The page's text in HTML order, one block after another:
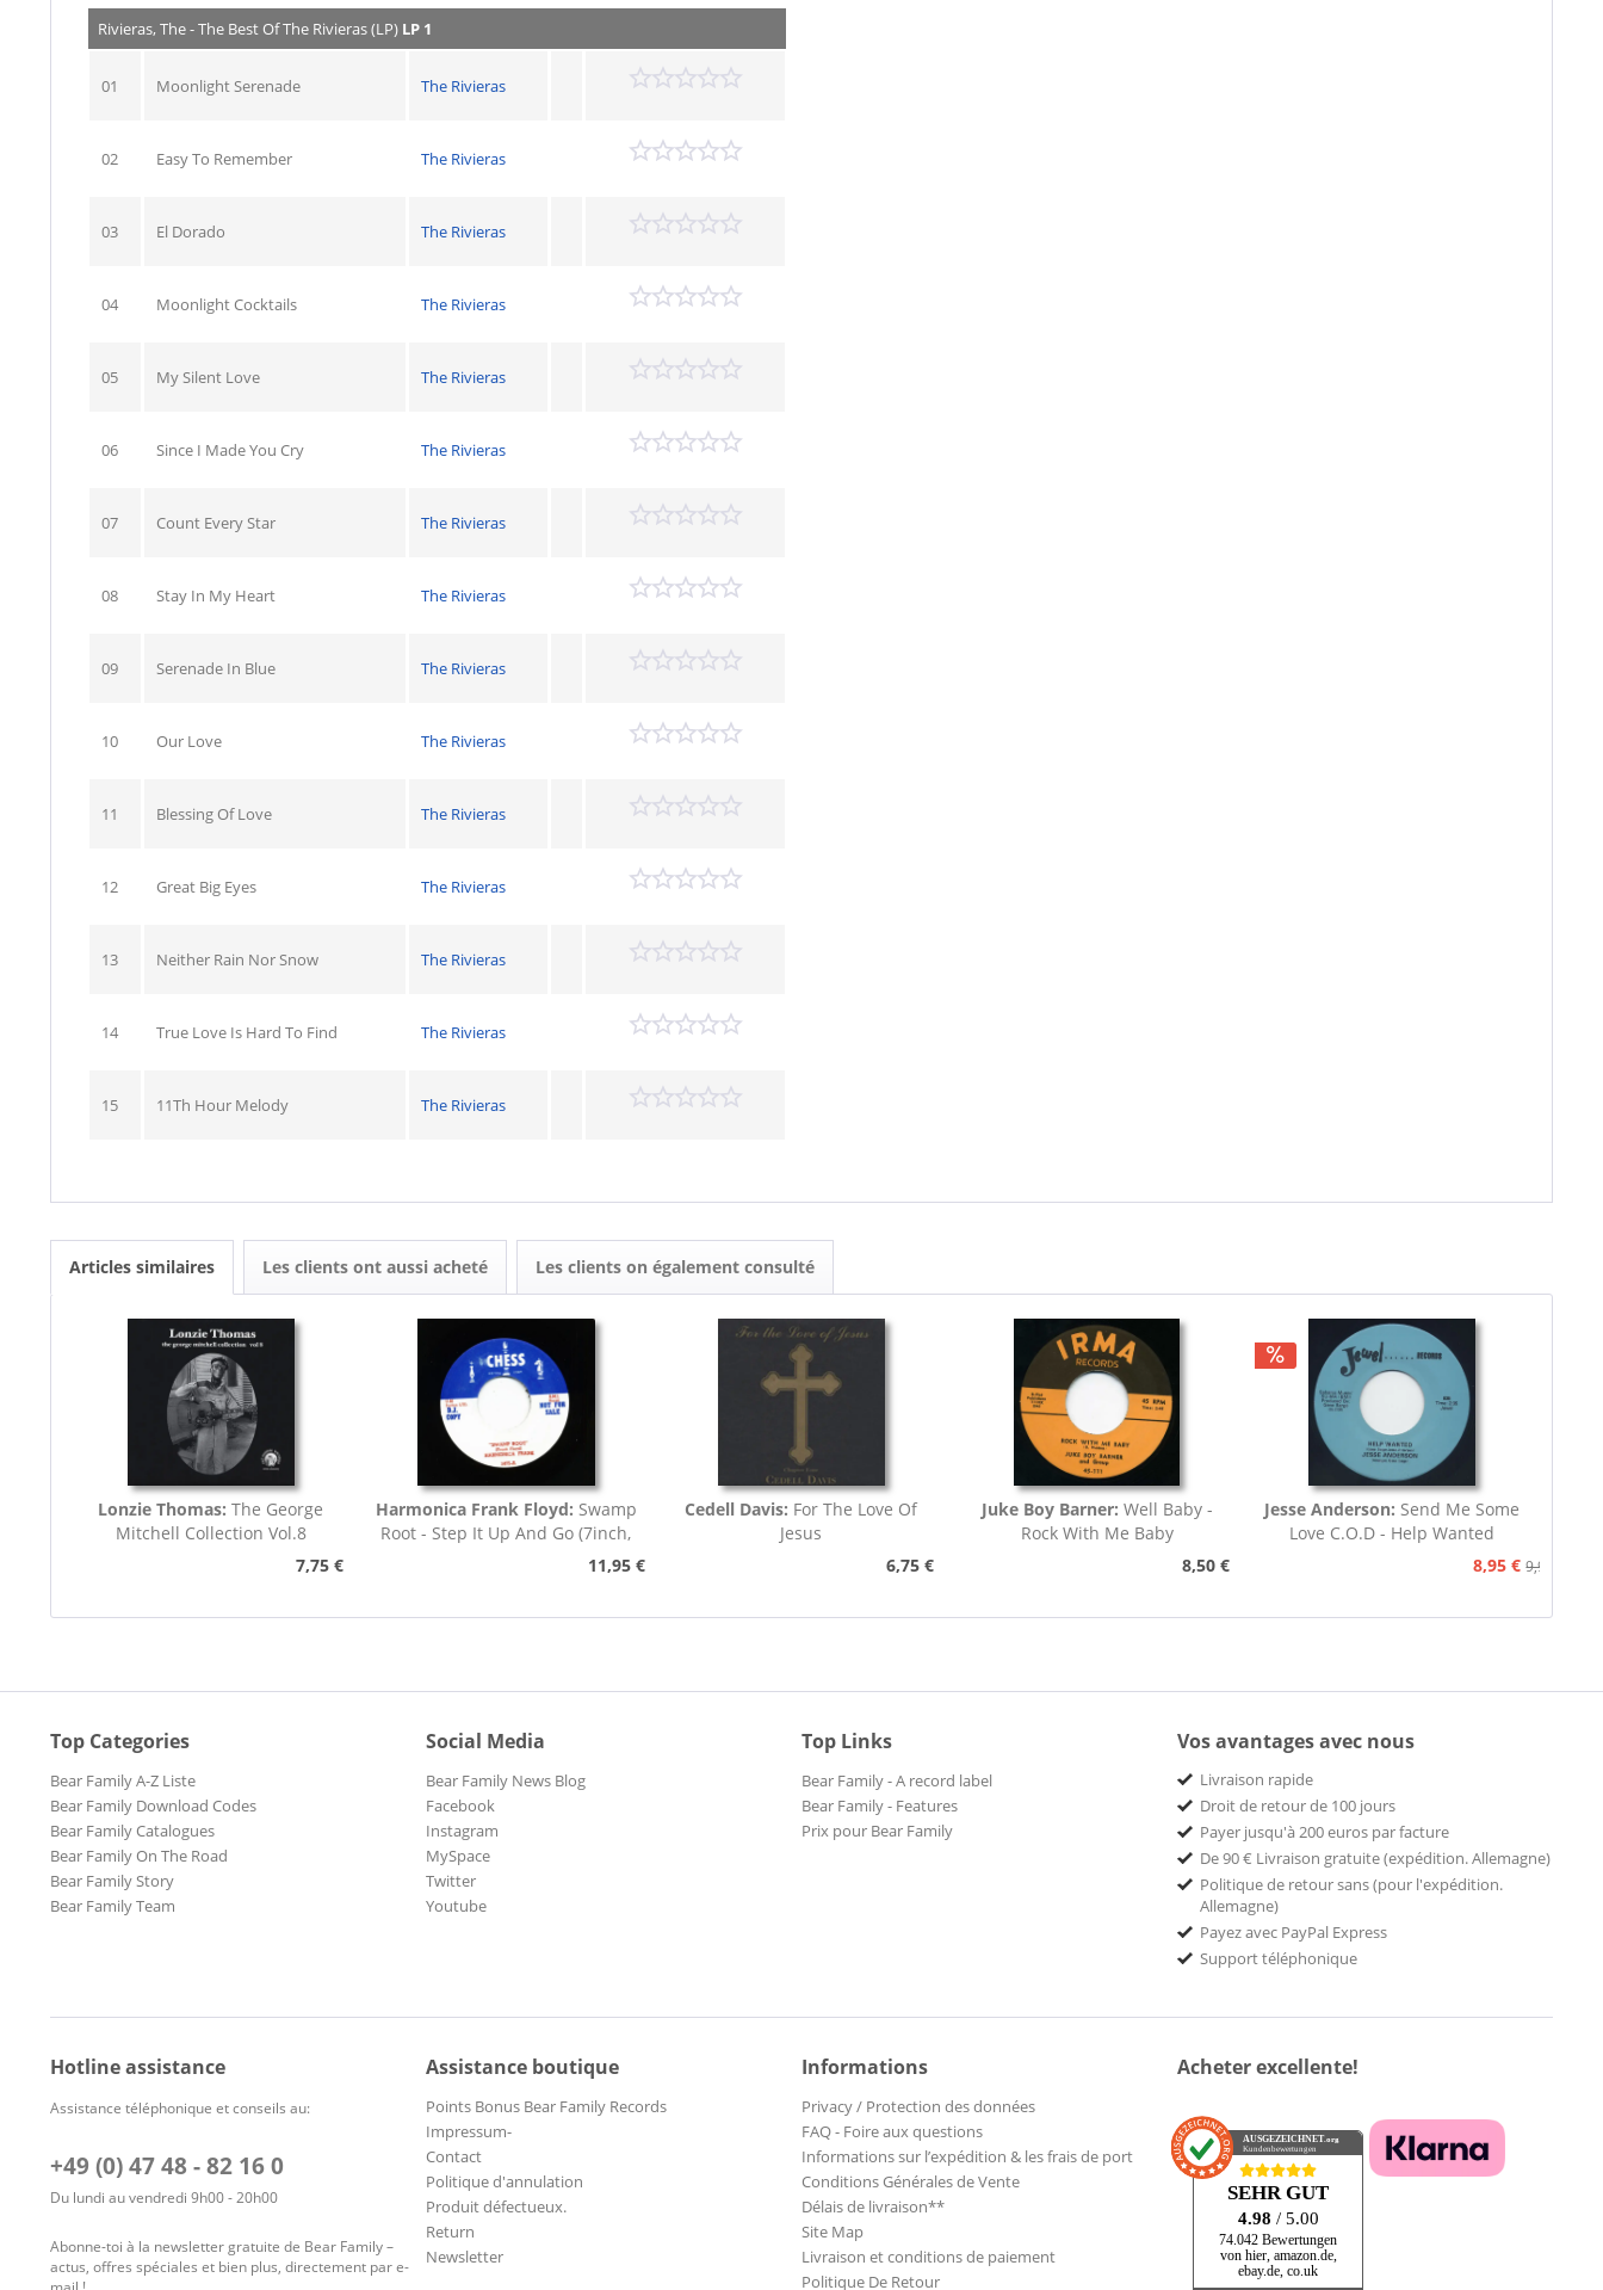
Rivieras, The - The Best Of The Rivieras (LP) LP 1
01 Moonlight Serenade The Rivieras
02 Easy To Remember The Rivieras
03 El Dorado The Rivieras
04 Moonlight Cocktails The Rivieras
05 My Silent Love The Rivieras
06 Since I Made You Cry The Rivieras
07 Count Every Star The Rivieras
08 Stay In My Heart The Rivieras
09 Serenade In Blue The Rivieras
10 Our Love The Rivieras
11 Blessing Of Love The Rivieras
12 Great Big Eyes The Rivieras
13 Neither Rain Nor Snow The Rivieras
14 True Love Is Hard To Find The Rivieras
15 11Th Hour Melody The Rivieras
Articles similaires Les clients ont aussi acheté Les clients on également consulté
Lonzie Thomas:The George
Mitchell Collection Vol.8
7,75 €
Harmonica Frank Floyd: Swamp
Root - Step It Up And Go (7inch,
11,95 €
Cedell Davis: For The Love Of
Jesus
6,75 €
Juke Boy Barner: Well Baby -
Rock With Me Baby
8,50 €
Jesse Anderson: Send Me Some
Love C.O.D - Help Wanted
8,95 € 9,95 €
Top Categories
Bear Family A-Z Liste
Bear Family Download Codes
Bear Family Catalogues
Bear Family On The Road
Bear Family Story
Bear Family Team
Social Media
Bear Family News Blog
Facebook
Instagram
MySpace
Twitter
Youtube
Top Links
Bear Family - A record label
Bear Family - Features
Prix pour Bear Family
Vos avantages avec nous
Livraison rapide
Droit de retour de 100 jours
Payer jusqu'à 200 euros par facture
De 90 € Livraison gratuite (expédition. Allemagne)
Politique de retour sans (pour l'expédition.
Allemagne)
Payez avec PayPal Express
Support téléphonique
Hotline assistance
Assistance téléphonique et conseils au:
+49 (0) 47 48 - 82 16 0
Du lundi au vendredi 9h00 - 20h00
Abonne-toi à la newsletter gratuite de Bear Family –
actus, offres spéciales et bien plus, directement par e-
Assistance boutique
Points Bonus Bear Family Records
Impressum-
Contact
Politique d'annulation
Produit défectueux.
Return
Newsletter
Informations
Privacy / Protection des données
FAQ - Foire aux questions
Informations sur l’expédition & les frais de port
Conditions Générales de Vente
Délais de livraison**
Site Map
Livraison et conditions de paiement
Politique De Retour
Acheter excellente!
AUSGEZEICHNET.org
Kundenbewertungen
SEHR GUT
4.98 / 5.00
74.042 Bewertungen
von hier, amazon.de,
ebay.de, co.uk